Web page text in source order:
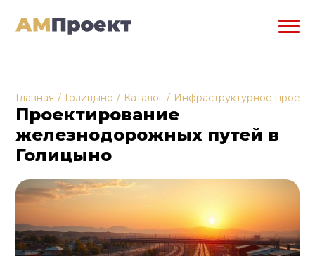
Главная / Голицыно / Каталог / Инфраструктурное
Проектирование
железнодорожных путей в
Голицыно